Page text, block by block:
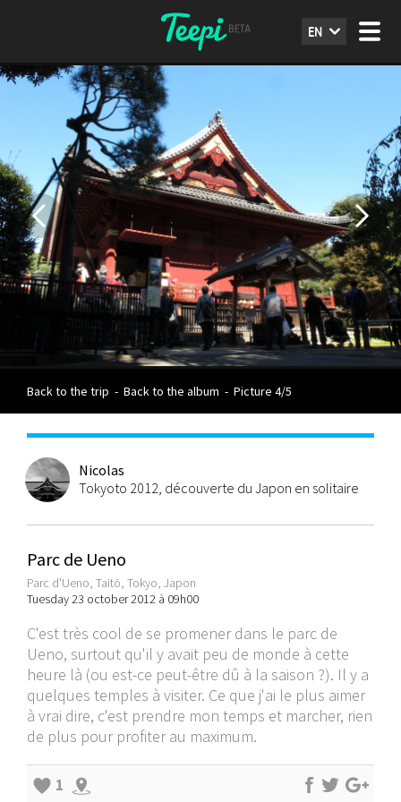
EN
Back to the trip - Back to the album - Picture 4/5
Nicolas
Tokyoto 2012, découverte du Japon en solitaire
Parc de Ueno
Parc d'Ueno, Taitō, Tokyo, Japon
Tuesday 23 october 2012 à 09h00
C'est très cool de se promener dans le parc de
Ueno, surtout qu'il y avait peu de monde à cette
heure là (ou est-ce peut-être dû à la saison ?). Il y a
quelques temples à visiter. Ce que j'ai le plus aimer
à vrai dire, c'est prendre mon temps et marcher, rien
de plus pour profiter au maximum.
1